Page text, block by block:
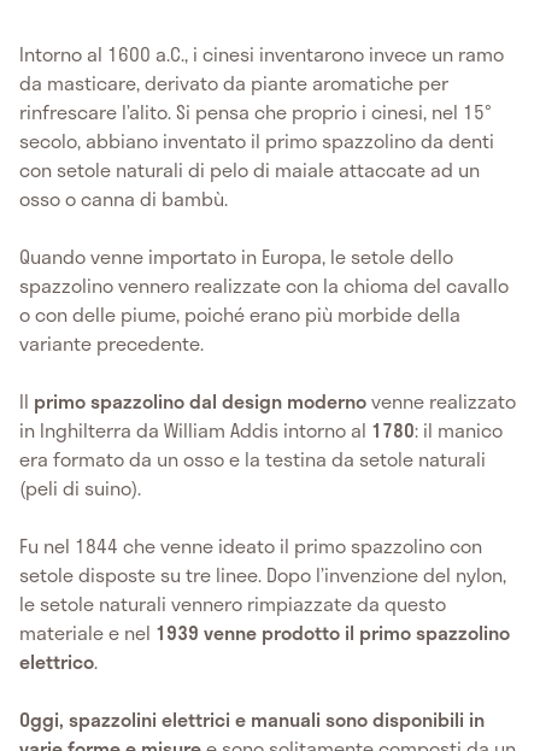
Intorno al 1600 a.C., i cinesi inventarono invece un ramo
da masticare, derivato da piante aromatiche per
rinfrescare l’alito. Si pensa che proprio i cinesi, nel 15°
secolo, abbiano inventato il primo spazzolino da denti
con setole naturali di pelo di maiale attaccate ad un
osso o canna di bambù.
Quando venne importato in Europa, le setole dello
spazzolino vennero realizzate con la chioma del cavallo
o con delle piume, poiché erano più morbide della
variante precedente.
Il primo spazzolino dal design modernovenne realizzato
in Inghilterra da William Addis intorno al 1780: il manico
era formato da un osso e la testina da setole naturali
(peli di suino).
Fu nel 1844 che venne ideato il primo spazzolino con
setole disposte su tre linee. Dopo l’invenzione del nylon,
le setole naturali vennero rimpiazzate da questo
materiale e nel 1939 venne prodotto il primo spazzolino
elettrico.
Oggi, spazzolini elettrici e manuali sono disponibili in